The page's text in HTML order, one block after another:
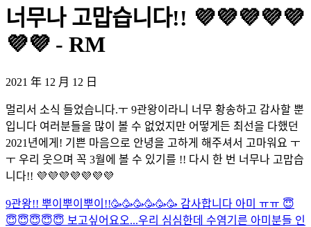
너무나 고맙습니다!! 💜💜💜💜💜
💜💜 - RM
2021 年 12 月 12 日
멀리서 소식 들었습니다.ㅜ 9관왕이라니 너무 황송하고 감사할 뿐
입니다 여러분들을 많이 볼 수 없었지만 어떻게든 최선을 다했던
2021년에게! 기쁜 마음으로 안녕을 고하게 해주셔서 고마워요 ㅜ
ㅜ 우리 웃으며 꼭 3월에 볼 수 있기를 !! 다시 한 번 너무나 고맙습
니다!! 💜💜💜💜💜💜💜
9관왕!! 뿌이뿌이뿌이!!🥳🥳🥳🥳🥳🥳 감사합니다 아미 ㅠㅠ 😇
😇😇😇😇😇 보고싶어요오...우리 심심한데 수염기른 아미분들 인